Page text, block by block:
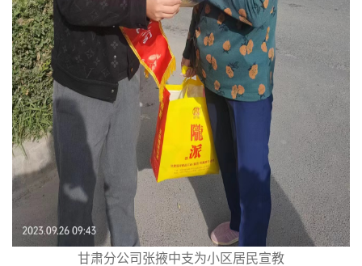
甘肃分公司张掖中支为小区居民宣教